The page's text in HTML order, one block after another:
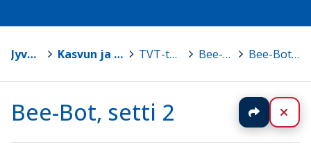
Jyväskylä Kasvun ja oppimisen TVT-tuki > TVT-tarvikelainaamo > Bee-Bot -robotit > Bee-Bot, setti 2
Bee-Bot, setti 2 Jaa